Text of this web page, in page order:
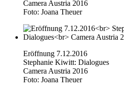
Camera Austria 2016
Foto: Joana Theuer
Eröffnung 7.12.2016
Stephanie Kiwitt: Dialogues
Camera Austria 2016
Foto: Joana Theuer